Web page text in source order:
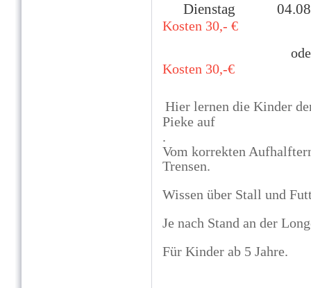
Dienstag
Kosten 30,- €
Kosten 30,-€
Hier lernen die Kinder
Pieke auf
.
Vom korrekten
Trensen.
Wissen über Stall und
Je nach Stand an der
Für Kinder ab 5 Jahre.